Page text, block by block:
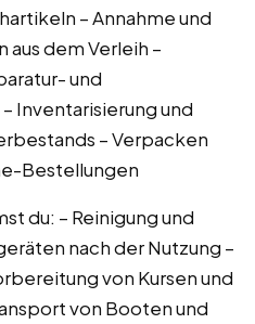
– Annahme und
aus dem Verleih –
und
Inventarisierung und
– Verpacken
Bestellungen
du: – Reinigung und
nach der Nutzung –
von Kursen und
von Booten und